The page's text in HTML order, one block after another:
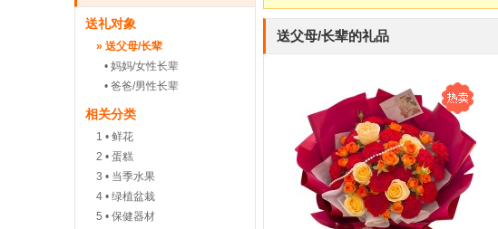
刚刚有客户下单：从Canada (加拿大)送往长
刚刚有客户下单：从Canada (加拿大)
刚刚有客户下单：从United States (美国) 送往
刚刚有客户下单：从United States (美国)
刚刚有客户下单：从United States (美国)送往
刚刚有客户下单：从Canada (加拿大)送往
刚刚有客户下单：从United States (美国)
送父母/长辈的礼品
送礼对象
» 送父母/长辈
• 妈妈/女性长辈
• 爸爸/男性长辈
相关分类
1 • 鲜花
2 • 蛋糕
3 • 当季水果
4 • 绿植盆栽
5 • 保健器材